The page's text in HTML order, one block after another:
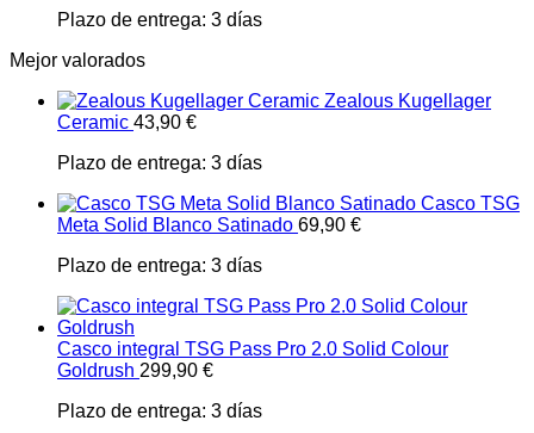
Plazo de entrega: 3 días
Mejor valorados
Zealous Kugellager
Ceramic 43,90 €
Plazo de entrega: 3 días
Casco TSG
Meta Solid Blanco Satinado 69,90 €
Plazo de entrega: 3 días
Casco integral TSG Pass Pro 2.0 Solid Colour
Goldrush 299,90 €
Plazo de entrega: 3 días